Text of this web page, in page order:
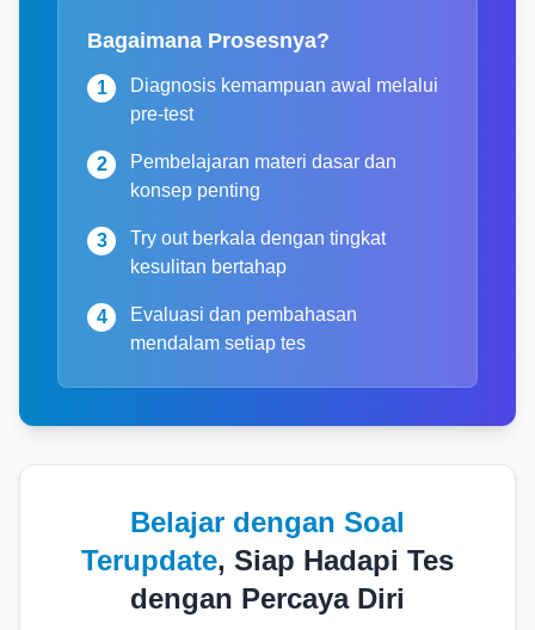
Bagaimana Prosesnya?
1
Diagnosis kemampuan awal melalui
pre-test
2
Pembelajaran materi dasar dan
konsep penting
3
Try out berkala dengan tingkat
kesulitan bertahap
4
Evaluasi dan pembahasan
mendalam setiap tes
Belajar dengan Soal
Terupdate, Siap Hadapi Tes
dengan Percaya Diri